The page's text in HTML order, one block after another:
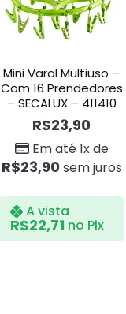
Mini Varal Multiuso –
Com 16 Prendedores
– SECALUX – 411410
R$23,90
Em até 1x de
R$23,90 sem juros
A vista
R$22,71 no Pix